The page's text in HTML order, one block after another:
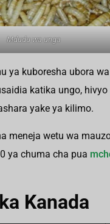
Mdudu wa unga
ya kuboresha ubora
katika ungo,
yake ya kilimo.
meneja wetu wa
ya chuma cha pua
Kanada